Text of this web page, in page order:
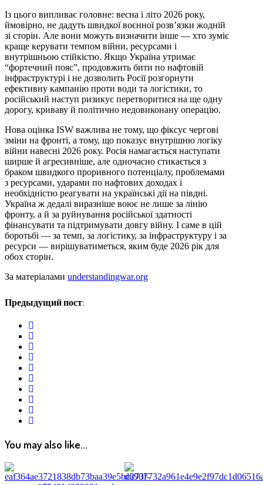
Із цього випливає головне: весна і літо 2026 року,
ймовірно, не дадуть швидкої воєнної розв’язки жодній
зі сторін. Але вони можуть визначити інше — хто зуміє
краще керувати темпом війни, ресурсами і
внутрішньою стійкістю. Якщо Україна утримає
“фортечний пояс”, продовжить бити по нафтовій
інфраструктурі і не дозволить Росії розгорнути
ефективну кампанію проти води та логістики, то
російський наступ ризикує перетворитися на ще одну
дорогу, криваву й політично недовиконану операцію.
Нова оцінка ISW важлива не тому, що фіксує чергові
зміни на фронті, а тому, що показує внутрішню логіку
війни навесні 2026 року. Росія намагається наступати
ширше й агресивніше, але одночасно стикається з
браком швидкого проривного потенціалу, проблемами
з ресурсами, ударами по нафтових доходах і
необхідністю реагувати на українські дії на півдні.
Україна ж дедалі виразніше воює не лише за лінію
фронту, а й за руйнування російської здатності
фінансувати та підтримувати довгу війну. І саме в цій
боротьбі — за темп, за логістику, за інфраструктуру і за
ресурси — вирішуватиметься, яким буде 2026 рік для
обох сторін.
За матеріалами understandingwar.org
Предыдущий пост:
You may also like...